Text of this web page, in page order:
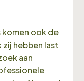
komen ook de
zij hebben last
aan